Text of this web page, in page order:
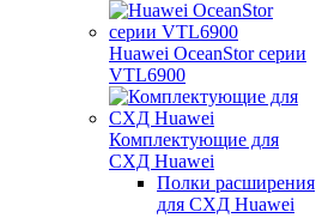
Huawei OceanStor серии
VTL6900
Комплектующие для
СХД Huawei
Полки расширения
для СХД Huawei